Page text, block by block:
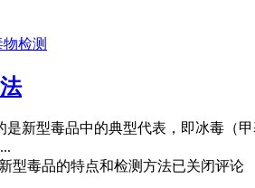
物检测
新型毒品中的典型代表，即冰毒（
新型毒品的特点和检测方法已关闭评论